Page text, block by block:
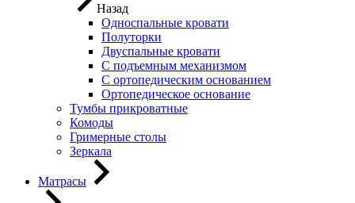
Назад
Односпальные кровати
Полуторки
Двуспальные кровати
С подъемным механизмом
С ортопедическим основанием
Ортопедическое основание
Тумбы прикроватные
Комоды
Гримерные столы
Зеркала
Матрасы